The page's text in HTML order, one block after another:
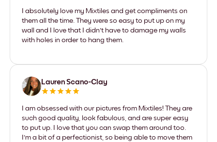
I absolutely love my Mixtiles and get compliments on
them all the time. They were so easy to put up on my
wall and I love that I didn't have to damage my walls
with holes in order to hang them.
Lauren Scano-Clay
I am obsessed with our pictures from Mixtiles! They are
such good quality, look fabulous, and are super easy
to put up. I love that you can swap them around too.
I'm a bit of a perfectionist, so being able to move them